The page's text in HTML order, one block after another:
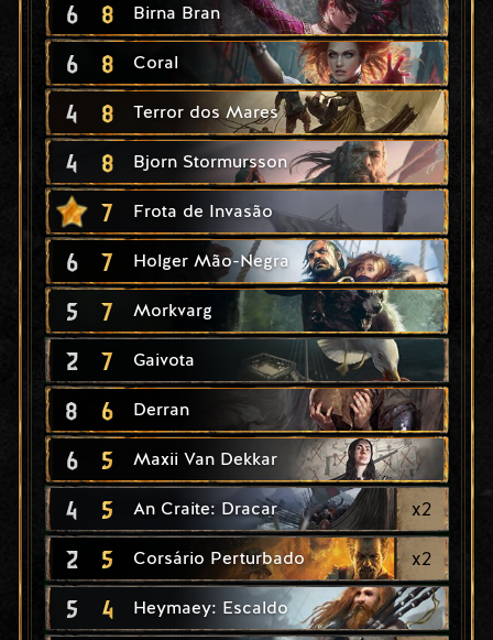
6 8 Birna Bran
6 8 Coral
4 8 Terror dos Mares
4 8 Bjorn Stormursson
7 Frota de Invasão
6 7 Holger Mão-Negra
5 7 Morkvarg
2 7 Gaivota
8 6 Derran
6 5 Maxii Van Dekkar
4 5 An Craite: Dracar x2
2 5 Corsário Perturbado x2
5 4 Heymaey: Escaldo